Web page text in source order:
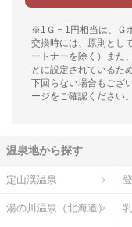
※1Ｇ＝1円相当は、Ｇ
交換時には、原則とし
ートナーを除く）また
とに設定されているた
下回らない場合もござ
ージをご確認ください。
温泉地から探す
定山渓温泉
湯の川温泉（北海道）